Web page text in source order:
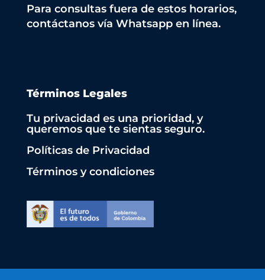
Para consultas fuera de estos horarios,
contáctanos vía Whatsapp en línea.
Términos Legales
Tu privacidad es una prioridad, y
queremos que te sientas seguro.
Políticas de Privacidad
Términos y condiciones